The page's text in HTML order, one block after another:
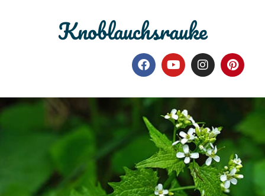
Knoblauchsrauke